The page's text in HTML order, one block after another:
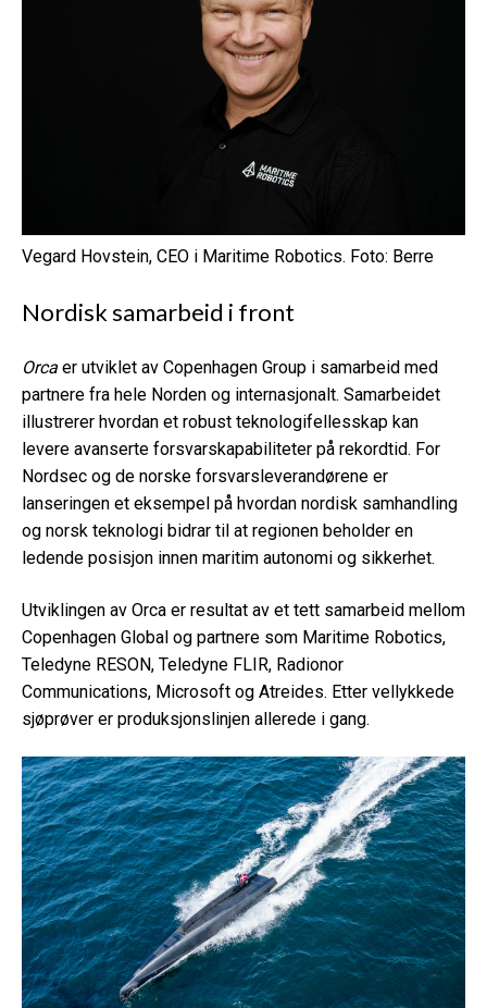
Vegard Hovstein, CEO i Maritime Robotics. Foto: Berre
Nordisk samarbeid i front
Orca er utviklet av Copenhagen Group i samarbeid med
partnere fra hele Norden og internasjonalt. Samarbeidet
illustrerer hvordan et robust teknologifellesskap kan
levere avanserte forsvarskapabiliteter på rekordtid. For
Nordsec og de norske forsvarsleverandørene er
lanseringen et eksempel på hvordan nordisk samhandling
og norsk teknologi bidrar til at regionen beholder en
ledende posisjon innen maritim autonomi og sikkerhet.
Utviklingen av Orca er resultat av et tett samarbeid mellom
Copenhagen Global og partnere som Maritime Robotics,
Teledyne RESON, Teledyne FLIR, Radionor
Communications, Microsoft og Atreides. Etter vellykkede
sjøprøver er produksjonslinjen allerede i gang.